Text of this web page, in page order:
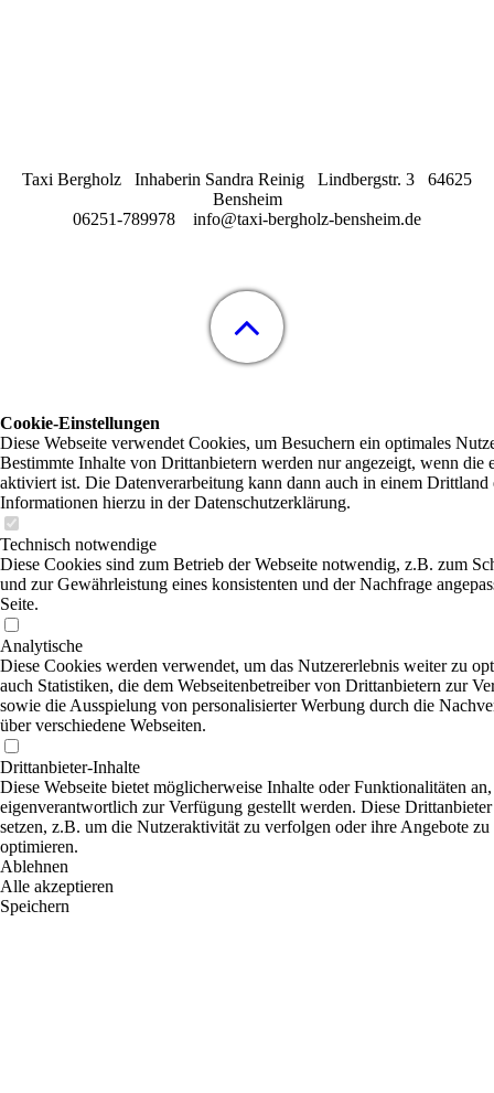
Taxi Bergholz Inhaberin Sandra Reinig Lindbergstr. 3 64625
Bensheim
06251-789978 info@taxi-bergholz-bensheim.de
Cookie-Einstellungen
Diese Webseite verwendet Cookies, um Besuchern ein optimales
Bestimmte Inhalte von Drittanbietern werden nur angezeigt, wenn die
aktiviert ist. Die Datenverarbeitung kann dann auch in einem Drittland
Informationen hierzu in der Datenschutzerklärung.
Technisch notwendige
Diese Cookies sind zum Betrieb der Webseite notwendig, z.B. zum
und zur Gewährleistung eines konsistenten und der Nachfrage
Seite.
Analytische
Diese Cookies werden verwendet, um das Nutzererlebnis weiter zu
auch Statistiken, die dem Webseitenbetreiber von Drittanbietern zur
sowie die Ausspielung von personalisierter Werbung durch die
über verschiedene Webseiten.
Drittanbieter-Inhalte
Diese Webseite bietet möglicherweise Inhalte oder Funktionalitäten
eigenverantwortlich zur Verfügung gestellt werden. Diese
setzen, z.B. um die Nutzeraktivität zu verfolgen oder ihre Angebote zu
optimieren.
Ablehnen
Alle akzeptieren
Speichern